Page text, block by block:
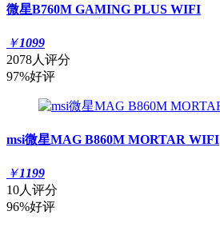
微星B760M GAMING PLUS WIFI
￥1099
2078人评分
97%好评
msi微星MAG B860M MORTAR WIFI
￥1199
10人评分
96%好评